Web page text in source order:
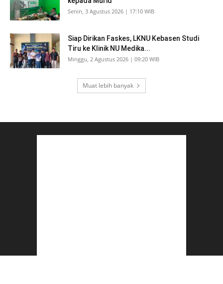
Senin, 3 Agustus 2026 | 17:10 WIB
Siap Dirikan Faskes, LKNU Kebasen Studi
Tiru ke Klinik NU Medika...
Minggu, 2 Agustus 2026 | 09:20 WIB
Muat lebih banyak